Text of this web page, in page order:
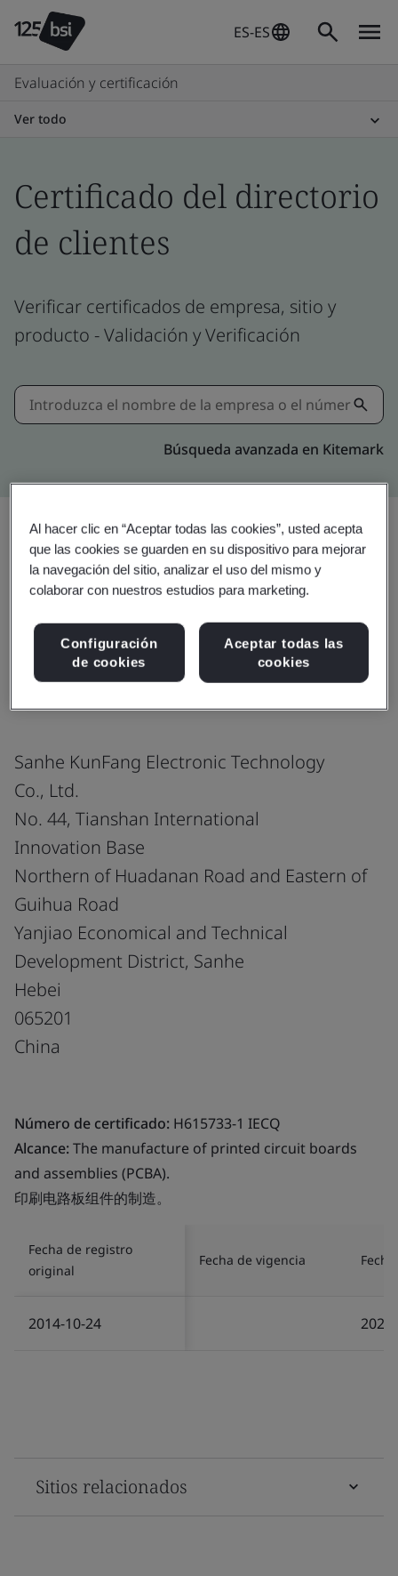
ES-ES
Evaluación y certificación
Ver todo
Certificado del directorio
de clientes
Verificar certificados de empresa, sitio y
producto - Validación y Verificación
Búsqueda avanzada en Kitemark
Compartir:
QC 080000 HSPM -
Hazardous Substances
Sanhe KunFang Electronic Technology
Co., Ltd.
No. 44, Tianshan International
Innovation Base
Northern of Huadanan Road and Eastern of
Guihua Road
Yanjiao Economical and Technical
Development District, Sanhe
Hebei
065201
China
Número de certificado: H615733-1 IECQ
Alcance:The manufacture of printed circuit boards
and assemblies (PCBA).
印刷电路板组件的制造。
Fecha de registro
original
Fecha de vigencia
2014-10-24
Sitios relacionados
Al hacer clic en “Aceptar todas las cookies”, usted acepta
que las cookies se guarden en su dispositivo para mejorar
la navegación del sitio, analizar el uso del mismo y
colaborar con nuestros estudios para marketing.
Configuración
de cookies
Aceptar todas las
cookies